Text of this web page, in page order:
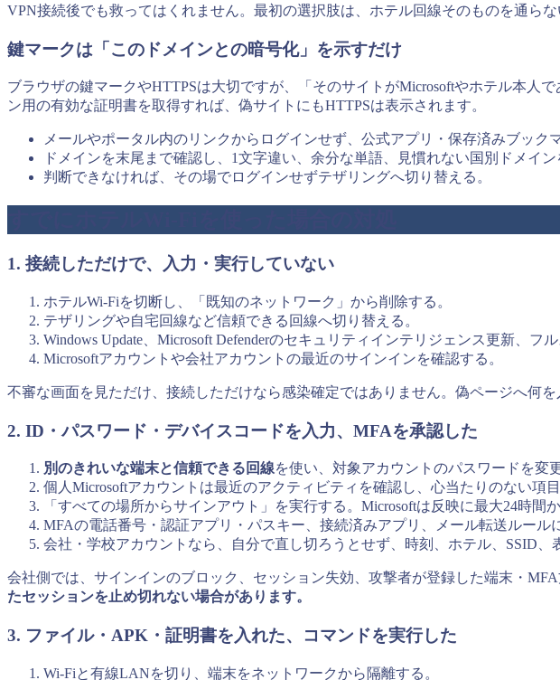
VPN接続後でも救ってはくれません。最初の選択肢は、ホテル回線そのものを通らな
鍵マークは「このドメインとの暗号化」を示すだけ
ブラウザの鍵マークやHTTPSは大切ですが、「そのサイトがMicrosoftやホテル本人
ン用の有効な証明書を取得すれば、偽サイトにもHTTPSは表示されます。
メールやポータル内のリンクからログインせず、公式アプリ・保存済みブック
ドメインを末尾まで確認し、1文字違い、余分な単語、見慣れない国別ドメイン
判断できなければ、その場でログインせずテザリングへ切り替える。
1. 接続しただけで、入力・実行していない
ホテルWi-Fiを切断し、「既知のネットワーク」から削除する。
テザリングや自宅回線など信頼できる回線へ切り替える。
Windows Update、Microsoft Defenderのセキュリティインテリジェンス更新、フ
Microsoftアカウントや会社アカウントの最近のサインインを確認する。
不審な画面を見ただけ、接続しただけなら感染確定ではありません。偽ページへ何
2. ID・パスワード・デバイスコードを入力、MFAを承認した
別のきれいな端末と信頼できる回線を使い、対象アカウントのパスワードを変
個人Microsoftアカウントは最近のアクティビティを確認し、心当たりのない項
「すべての場所からサインアウト」を実行する。Microsoftは反映に最大24時間
MFAの電話番号・認証アプリ・パスキー、接続済みアプリ、メール転送ルール
会社・学校アカウントなら、自分で直し切ろうとせず、時刻、ホテル、SSID
会社側では、サインインのブロック、セッション失効、攻撃者が登録した端末・
たセッションを止め切れない場合があります。
3. ファイル・APK・証明書を入れた、コマンドを実行した
Wi-Fiと有線LANを切り、端末をネットワークから隔離する。